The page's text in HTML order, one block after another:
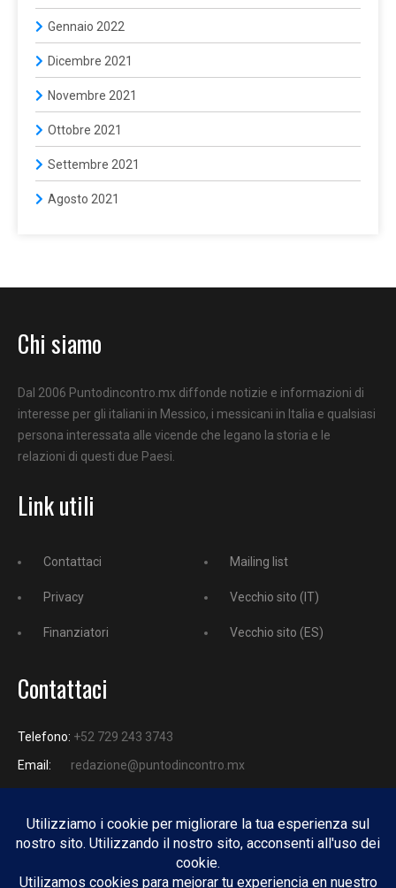
Gennaio 2022
Dicembre 2021
Novembre 2021
Ottobre 2021
Settembre 2021
Agosto 2021
Chi siamo
Dal 2006 Puntodincontro.mx diffonde notizie e informazioni di
interesse per gli italiani in Messico, i messicani in Italia e qualsiasi
persona interessata alle vicende che legano la storia e le
relazioni di questi due Paesi.
Link utili
Contattaci
Privacy
Finanziatori
Mailing list
Vecchio sito (IT)
Vecchio sito (ES)
Contattaci
Telefono: +52 729 243 3743
Email:
redazione@puntodincontro.mx
PUNTODINCONTRO